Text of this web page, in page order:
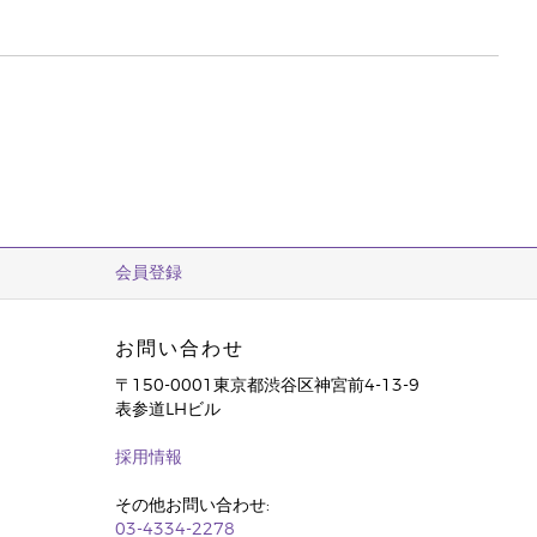
会員登録
お問い合わせ
〒150-0001東京都渋谷区神宮前4-13-9
表参道LHビル
採用情報
その他お問い合わせ:
03-4334-2278